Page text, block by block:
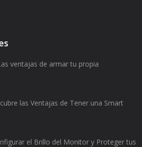
ventajas de armar tu propia
las Ventajas de Tener una Smart
el Brillo del Monitor y Proteger tus